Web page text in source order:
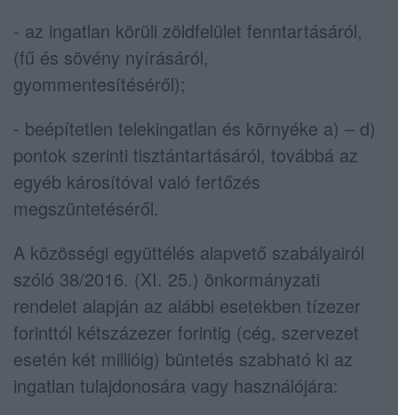
- az ingatlan körüli zöldfelület fenntartásáról,
(fű és sövény nyírásáról,
gyommentesítéséről);
- beépítetlen telekingatlan és környéke a) – d)
pontok szerinti tisztántartásáról, továbbá az
egyéb károsítóval való fertőzés
megszüntetéséről.
A közösségi együttélés alapvető szabályairól
szóló 38/2016. (XI. 25.) önkormányzati
rendelet alapján az alábbi esetekben tízezer
forinttól kétszázezer forintig (cég, szervezet
esetén két millióig) büntetés szabható ki az
ingatlan tulajdonosára vagy használójára: